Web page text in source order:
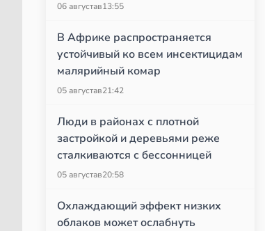
06 августав13:55
В Африке распространяется
устойчивый ко всем инсектицидам
малярийный комар
05 августав21:42
Люди в районах с плотной
застройкой и деревьями реже
сталкиваются с бессонницей
05 августав20:58
Охлаждающий эффект низких
облаков может ослабнуть